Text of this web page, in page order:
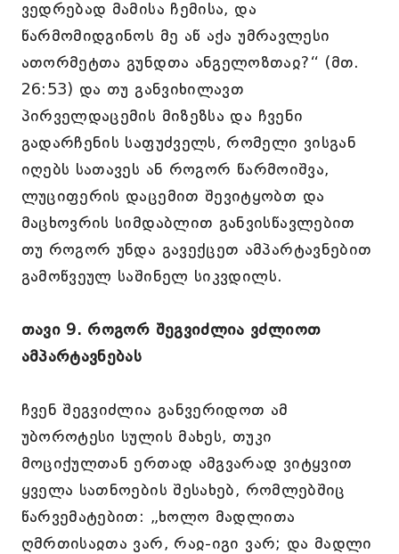
ვედრებად მამისა ჩემისა, და
წარმომიდგინოს მე აწ აქა უმრავლესი
ათორმეტთა გუნდთა ანგელოზთაჲ?“ (მთ.
26:53) და თუ განვიხილავთ
პირველდაცემის მიზეზსა და ჩვენი
გადარჩენის საფუძველს, რომელი ვისგან
იღებს სათავეს ან როგორ წარმოიშვა,
ლუციფერის დაცემით შევიტყობთ და
მაცხოვრის სიმდაბლით განვისწავლებით
თუ როგორ უნდა გავექცეთ ამპარტავნებით
გამოწვეულ საშინელ სიკვდილს.
თავი 9. როგორ შეგვიძლია ვძლიოთ
ამპარტავნებას
ჩვენ შეგვიძლია განვერიდოთ ამ
უბოროტესი სულის მახეს, თუკი
მოციქულთან ერთად ამგვარად ვიტყვით
ყველა სათნოების შესახებ, რომლებშიც
წარვემატებით: „ხოლო მადლითა
ღმრთისაჲთა ვარ, რაჲ-იგი ვარ; და მადლი